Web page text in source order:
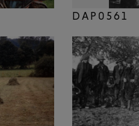
DAP0561